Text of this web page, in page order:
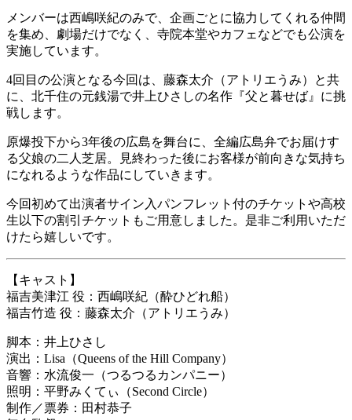
メンバーは西嶋咲紀のみで、企画ごとに協力してくれる仲間
を集め、劇場だけでなく、寺院本堂やカフェなどでも公演を
実施しています。
4回目の公演となる今回は、藤森太介（アトリエうみ）と共
に、北千住の元銭湯で井上ひさしの名作『父と暮せば』に挑
戦します。
原爆投下から3年後の広島を舞台に、全編広島弁でお届けす
る父娘の二人芝居。見終わった後にお客様が前向きな気持ち
になれるような作品にしていきます。
今回初めて出演者サイン入パンフレット付のチケットや高校
生以下の割引チケットもご用意しました。是非ご利用いただ
けたら嬉しいです。
【キャスト】
福吉美津江 役：西嶋咲紀（酔ひどれ船）
福吉竹造 役：藤森太介（アトリエうみ）
脚本：井上ひさし
演出：Lisa（Queens of the Hill Company）
音響：水流俊一（つるつるカンパニー）
照明：平野みくてぃ（Second Circle）
制作／票券：田村恭子